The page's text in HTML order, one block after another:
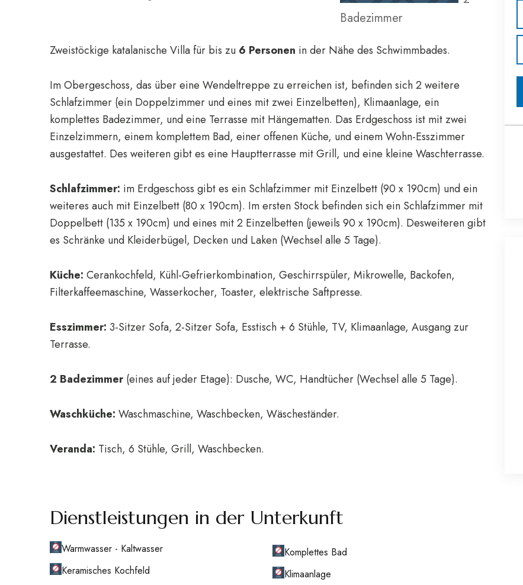
Badezimmer
Zweistöckige katalanische Villa für bis zu 6 Personen in der Nähe des Schwimmbades.
Im Obergeschoss, das über eine Wendeltreppe zu erreichen ist, befinden sich 2 weitere
Schlafzimmer (ein Doppelzimmer und eines mit zwei Einzelbetten), Klimaanlage, ein
komplettes Badezimmer, und eine Terrasse mit Hängematten. Das Erdgeschoss ist mit zwei
Einzelzimmern, einem komplettem Bad, einer offenen Küche, und einem Wohn-Esszimmer
ausgestattet. Des weiteren gibt es eine Hauptterrasse mit Grill, und eine kleine Waschterrasse.
Schlafzimmer: im Erdgeschoss gibt es ein Schlafzimmer mit Einzelbett (90 x 190cm) und ein
weiteres auch mit Einzelbett (80 x 190cm). Im ersten Stock befinden sich ein Schlafzimmer mit
Doppelbett (135 x 190cm) und eines mit 2 Einzelbetten (jeweils 90 x 190cm). Desweiteren gibt
es Schränke und Kleiderbügel, Decken und Laken (Wechsel alle 5 Tage).
Küche: Cerankochfeld, Kühl-Gefrierkombination, Geschirrspüler, Mikrowelle, Backofen,
Filterkaffeemaschine, Wasserkocher, Toaster, elektrische Saftpresse.
Esszimmer: 3-Sitzer Sofa, 2-Sitzer Sofa, Esstisch + 6 Stühle, TV, Klimaanlage, Ausgang zur
Terrasse.
2 Badezimmer(eines auf jeder Etage): Dusche, WC, Handtücher (Wechsel alle 5 Tage).
Waschküche: Waschmaschine, Waschbecken, Wäscheständer.
Veranda: Tisch, 6 Stühle, Grill, Waschbecken.
Dienstleistungen in der Unterkunft
Warmwasser - Kaltwasser
Keramisches Kochfeld
Komplettes Bad
Klimaanlage